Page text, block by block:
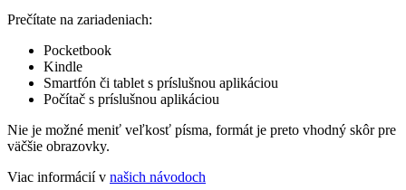
Prečítate na zariadeniach:
Pocketbook
Kindle
Smartfón či tablet s príslušnou aplikáciou
Počítač s príslušnou aplikáciou
Nie je možné meniť veľkosť písma, formát je preto vhodný skôr pre
väčšie obrazovky.
Viac informácií v našich návodoch